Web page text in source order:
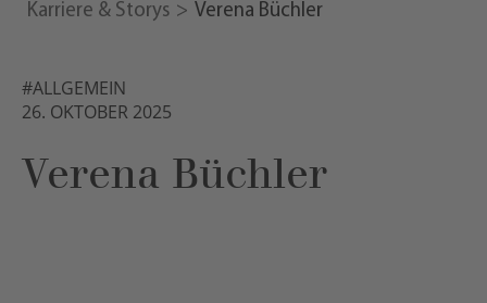
Karriere & Storys Verena Büchler
#ALLGEMEIN
26. OKTOBER 2025
Verena Büchler